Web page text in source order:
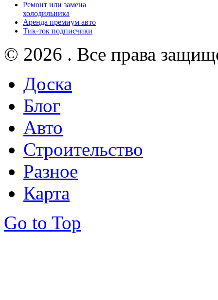
Ремонт или замена
холодильника
Аренда премиум авто
Тик-ток подписчики
© 2026 . Все права
Доска
Блог
Авто
Строительство
Разное
Карта
Go to Top